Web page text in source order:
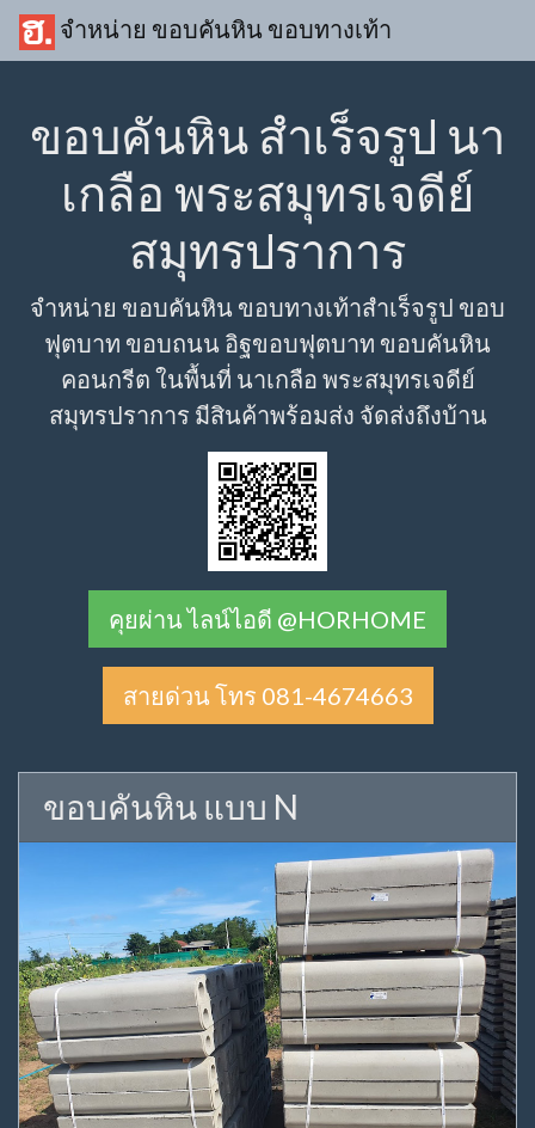
จำหน่าย ขอบคันหิน ขอบทางเท้า
ขอบคันหิน สำเร็จรูป นา
เกลือ พระสมุทรเจดีย์
สมุทรปราการ
จำหน่าย ขอบคันหิน ขอบทางเท้าสำเร็จรูป ขอบ
ฟุตบาท ขอบถนน อิฐขอบฟุตบาท ขอบคันหิน
คอนกรีต ในพื้นที่ นาเกลือ พระสมุทรเจดีย์
สมุทรปราการ มีสินค้าพร้อมส่ง จัดส่งถึงบ้าน
คุยผ่าน ไลน์ไอดี @HORHOME
สายด่วน โทร 081-4674663
ขอบคันหิน แบบ N